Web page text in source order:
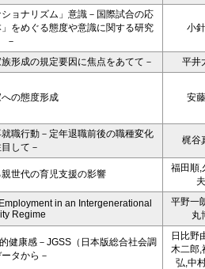
ョナリズム」意識－国際試合の応
をめぐる態度や意識に関する研究
－
小
形成の規定要因に焦点をあてて－ 平井
の態度形成 安
職行動－定年退職前後の職種変化
して－
梶谷
世代の育児支援の影響
福田順,
夫
in an Intergenerational
Regime
平野一
丸
健康感－JGSS（日本版総合社会調
タから－
日比野
木二郎,
弘,中